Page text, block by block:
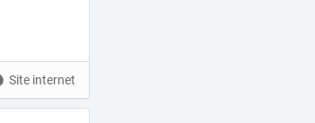
Site internet